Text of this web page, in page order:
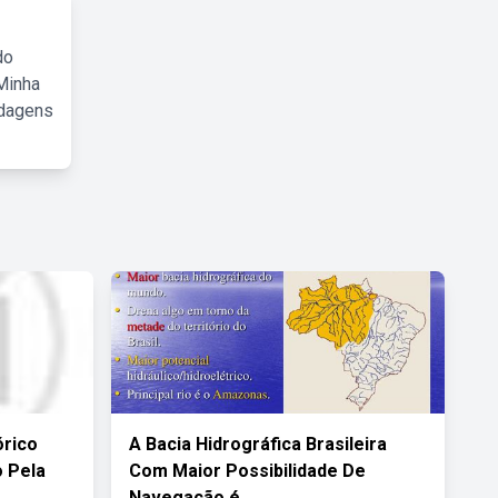
Pela
A Bacia Hidrográfica Brasileira
Com Maior Possibilidade De